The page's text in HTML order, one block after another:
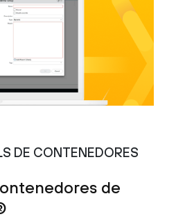
DE CONTENEDORES
de